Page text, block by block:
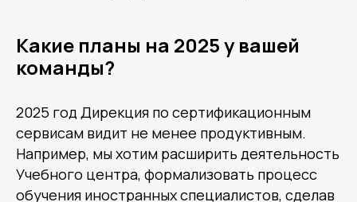
Какие планы на 2025 у вашей
команды?
2025 год Дирекция по сертификационным
сервисам видит не менее продуктивным.
Например, мы хотим расширить деятельность
Учебного центра, формализовать процесс
обучения иностранных специалистов, сделав
Другие статьи по теме